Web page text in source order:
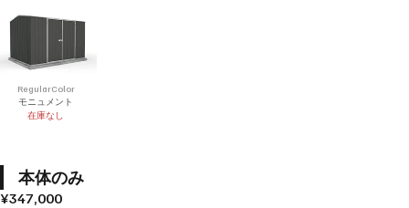
RegularColor
モニュメント
在庫なし
本体のみ
¥347,000